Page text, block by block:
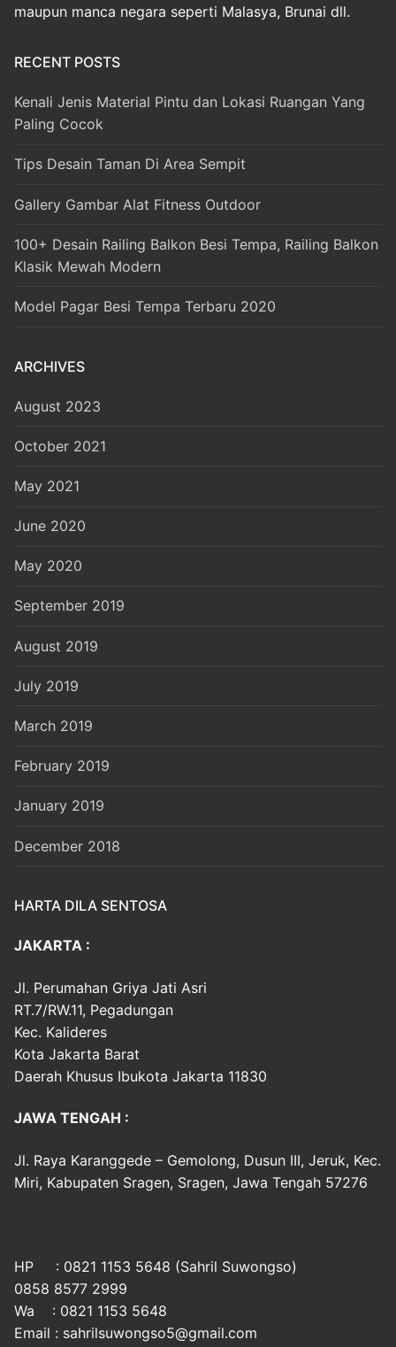
maupun manca negara seperti Malasya, Brunai dll.
RECENT POSTS
Kenali Jenis Material Pintu dan Lokasi Ruangan Yang
Paling Cocok
Tips Desain Taman Di Area Sempit
Gallery Gambar Alat Fitness Outdoor
100+ Desain Railing Balkon Besi Tempa, Railing Balkon
Klasik Mewah Modern
Model Pagar Besi Tempa Terbaru 2020
ARCHIVES
August 2023
October 2021
May 2021
June 2020
May 2020
September 2019
August 2019
July 2019
March 2019
February 2019
January 2019
December 2018
HARTA DILA SENTOSA
JAKARTA :
Jl. Perumahan Griya Jati Asri
RT.7/RW.11, Pegadungan
Kec. Kalideres
Kota Jakarta Barat
Daerah Khusus Ibukota Jakarta 11830
JAWA TENGAH :
Jl. Raya Karanggede – Gemolong, Dusun III, Jeruk, Kec.
Miri, Kabupaten Sragen, Sragen, Jawa Tengah 57276
HP : 0821 1153 5648 (Sahril Suwongso)
0858 8577 2999
Wa : 0821 1153 5648
Email : sahrilsuwongso5@gmail.com